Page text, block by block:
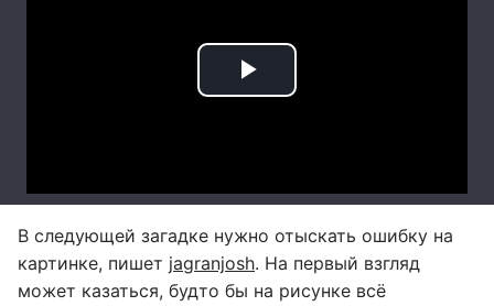
В следующей загадке нужно отыскать ошибку на
картинке, пишет jagranjosh. На первый взгляд
может казаться, будто бы на рисунке всё